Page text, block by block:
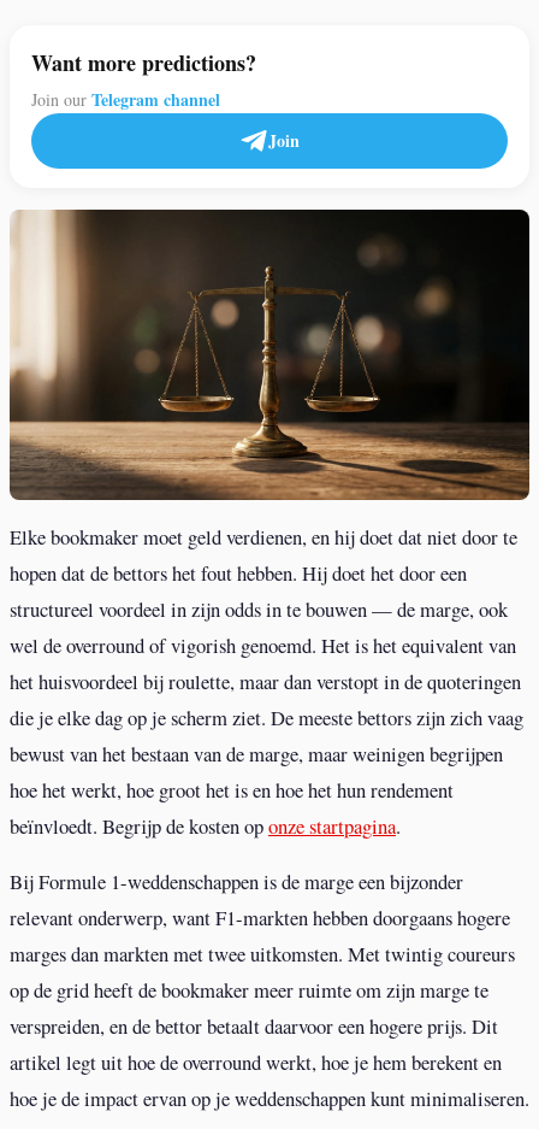
Want more predictions?
Join our Telegram channel
Join
Elke bookmaker moet geld verdienen, en hij doet dat niet door te
hopen dat de bettors het fout hebben. Hij doet het door een
structureel voordeel in zijn odds in te bouwen — de marge, ook
wel de overround of vigorish genoemd. Het is het equivalent van
het huisvoordeel bij roulette, maar dan verstopt in de quoteringen
die je elke dag op je scherm ziet. De meeste bettors zijn zich vaag
bewust van het bestaan van de marge, maar weinigen begrijpen
hoe het werkt, hoe groot het is en hoe het hun rendement
beïnvloedt. Begrijp de kosten oponze startpagina.
Bij Formule 1-weddenschappen is de marge een bijzonder
relevant onderwerp, want F1-markten hebben doorgaans hogere
marges dan markten met twee uitkomsten. Met twintig coureurs
op de grid heeft de bookmaker meer ruimte om zijn marge te
verspreiden, en de bettor betaalt daarvoor een hogere prijs. Dit
artikel legt uit hoe de overround werkt, hoe je hem berekent en
hoe je de impact ervan op je weddenschappen kunt minimaliseren.